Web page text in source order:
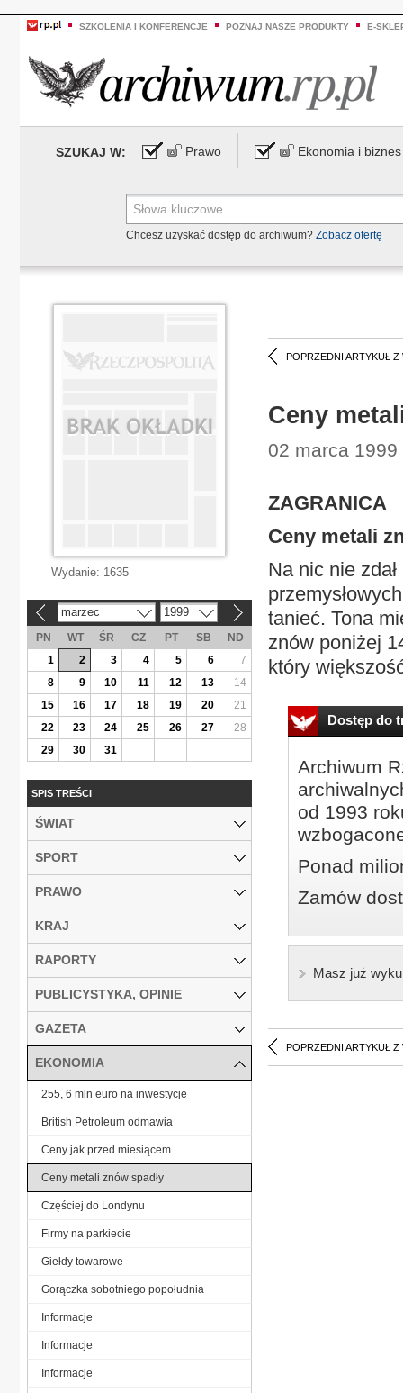
SZKOLENIA I KONFERENCJE POZNAJ NASZE PRODUKTY E-
SZUKAJ W: Prawo Ekonomia i biznes
Chcesz uzyskać dostęp do archiwum? Zobacz ofertę
POPRZEDNI ARTYKUŁ Z
Ceny
02 marca
ZAGRANICA
Ceny metali
Na nic nie
tanieć. Tona
znów poniżej
który
Dostęp do
Archiwum
od 1993
Ponad
Zamów
Masz już
POPRZEDNI ARTYKUŁ Z
Wydanie: 1635
marzec 1999
PN WT ŚR CZ PT SB
ND
1
2 3 4 5 6
7
8
9 10 11 12 13
14
15
16 17 18 19 20
21
22
23 24 25 26 27
28
29
30 31
SPIS TREŚCI
ŚWIAT
SPORT
PRAWO
KRAJ
RAPORTY
PUBLICYSTYKA, OPINIE
GAZETA
EKONOMIA
255, 6 mln euro na inwestycje
British Petroleum odmawia
Ceny jak przed miesiącem
Ceny metali znów spadły
Częściej do Londynu
Firmy na parkiecie
Giełdy towarowe
Gorączka sobotniego popołudnia
Informacje
Informacje
Informacje